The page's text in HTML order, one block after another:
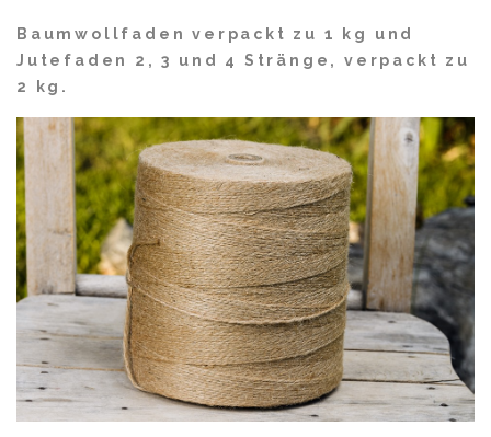
Baumwollfaden verpackt zu 1 kg und
Jutefaden 2, 3 und 4 Stränge, verpackt zu
2 kg.